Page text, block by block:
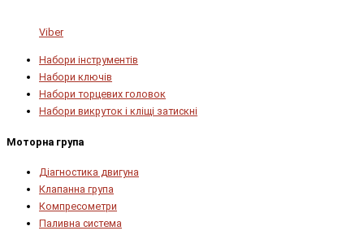
Viber
Набори інструментів
Набори ключів
Набори торцевих головок
Набори викруток і кліщі затискні
Моторна група
Діагностика двигуна
Клапанна група
Компресометри
Паливна система